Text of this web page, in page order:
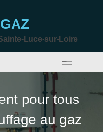
Luce-sur-Loire
pour tous
au gaz